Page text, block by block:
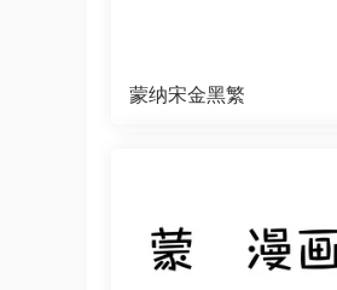
蒙纳宋金黑繁